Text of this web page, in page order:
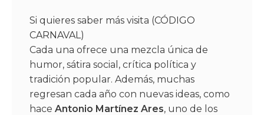
Si quieres saber más visita (CÓDIGO
CARNAVAL)
Cada una ofrece una mezcla única de
humor, sátira social, crítica política y
tradición popular. Además, muchas
regresan cada año con nuevas ideas, como
hace Antonio Martínez Ares, uno de los